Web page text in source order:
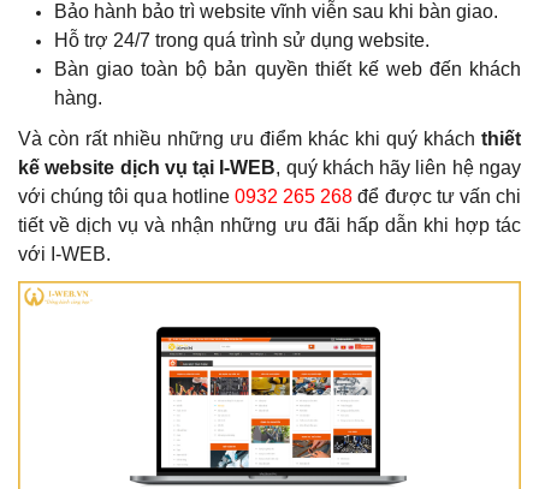
Bảo hành bảo trì website vĩnh viễn sau khi bàn giao.
Hỗ trợ 24/7 trong quá trình sử dụng website.
Bàn giao toàn bộ bản quyền thiết kế web đến khách
hàng.
Và còn rất nhiều những ưu điểm khác khi quý khách thiết
kế website dịch vụ tại I-WEB, quý khách hãy liên hệ ngay
với chúng tôi qua hotline0932 265 268 để được tư vấn chi
tiết về dịch vụ và nhận những ưu đãi hấp dẫn khi hợp tác
với I-WEB.